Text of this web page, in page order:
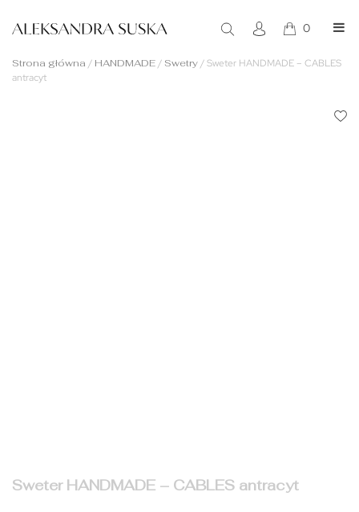
0
Strona główna / HANDMADE/ Swetry/Sweter HANDMADE – CABLES
antracyt
Sweter HANDMADE – CABLES antracyt